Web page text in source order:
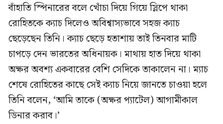
বাঁহাতি স্পিনারের বলে খোঁচা দিয়ে গিয়ে স্লিপে থাকা
রোহিতকে ক্যাচ দিলেও অবিশ্বাস্যভাবে সহজ ক্যাচ
ছেড়েছেন তিনি। ক্যাচ ছেড়ে হতাশায় তাই তিনবার মাটি
চাপড়ে দেন ভারতের অধিনায়ক। মাথায় হাত দিয়ে থাকা
অক্ষর অবশ্য একবারের বেশি সেদিকে তাকালেন না। ম্যাচ
শেষে রোহিতের কাছে সেই ক্যাচ নিয়ে জানতে চাওয়া হলে
তিনি বলেন, ‘আমি তাকে (অক্ষর প্যাটেল) আগামীকাল
ডিনার করাব।’